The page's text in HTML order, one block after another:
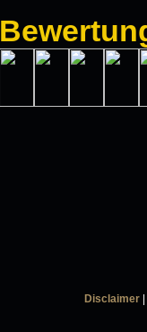
Disclaimer|